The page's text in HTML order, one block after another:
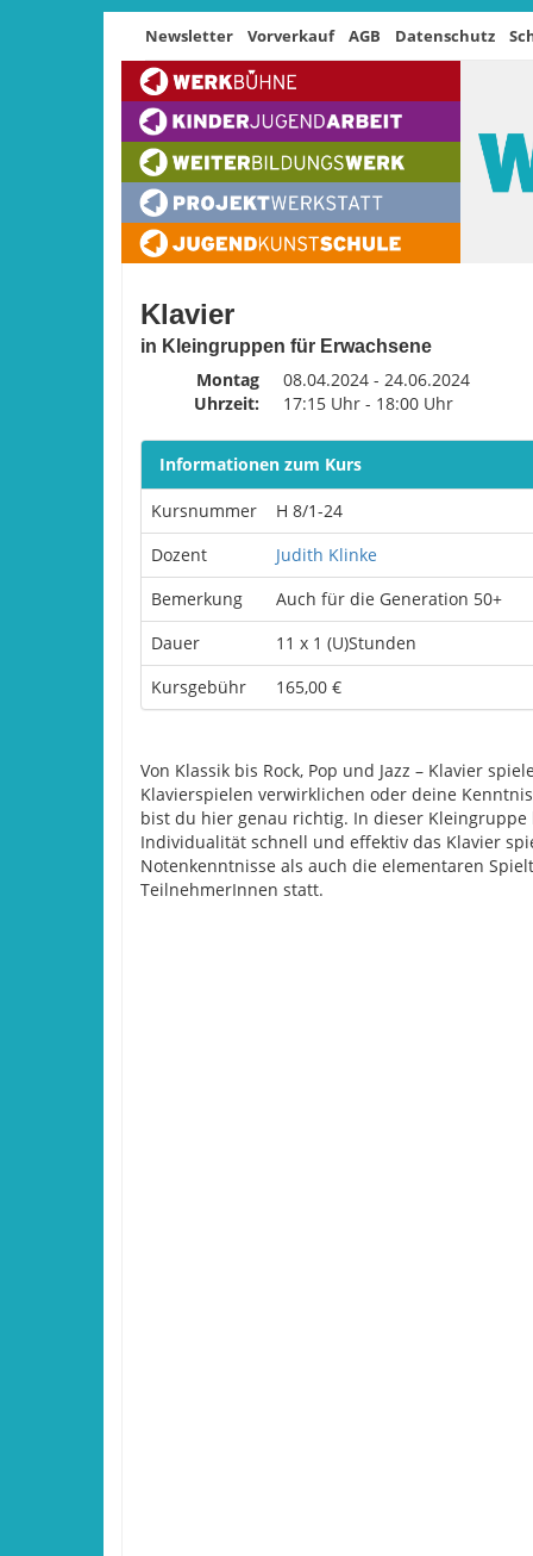
Newsletter Vorverkauf AGB Datenschutz
Klavier
in Kleingruppen für Erwachsene
Montag
08.04.2024 - 24.06.2024
Uhrzeit:
17:15 Uhr - 18:00 Uhr
Informationen zum Kurs
Kursnummer
H 8/1-24
Dozent
Judith Klinke
Bemerkung
Auch für die Generation 50+
Dauer
11 x 1 (U)Stunden
Kursgebühr
165,00 €
Von Klassik bis Rock, Pop und Jazz – Klavier
Klavierspielen verwirklichen oder deine
bist du hier genau richtig. In dieser
Individualität schnell und effektiv das Klavier
Notenkenntnisse als auch die elementaren
TeilnehmerInnen statt.